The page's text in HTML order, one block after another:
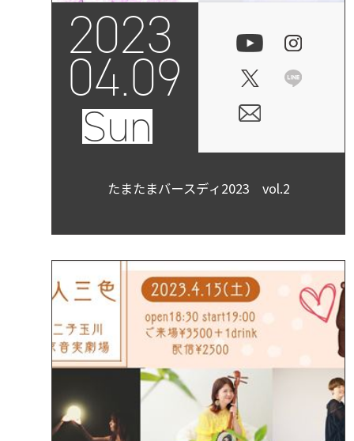
2023
04.09
Sun
たまたまバースディ2023 vol.2